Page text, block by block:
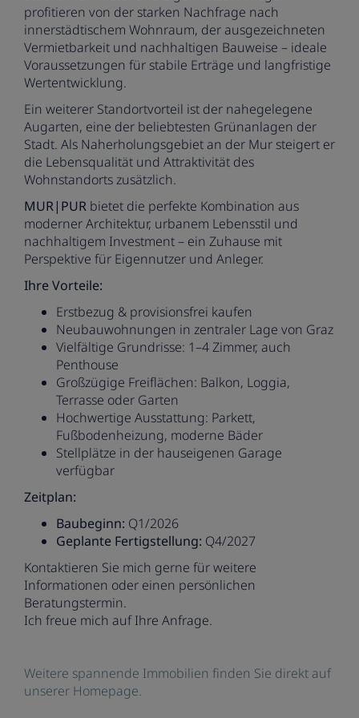
profitieren von der starken Nachfrage nach
innerstädtischem Wohnraum, der ausgezeichneten
Vermietbarkeit und nachhaltigen Bauweise – ideale
Voraussetzungen für stabile Erträge und langfristige
Wertentwicklung.
Ein weiterer Standortvorteil ist der nahegelegene
Augarten, eine der beliebtesten Grünanlagen der
Stadt. Als Naherholungsgebiet an der Mur steigert er
die Lebensqualität und Attraktivität des
Wohnstandorts zusätzlich.
MUR|PUR bietet die perfekte Kombination aus
moderner Architektur, urbanem Lebensstil und
nachhaltigem Investment – ein Zuhause mit
Perspektive für Eigennutzer und Anleger.
Ihre Vorteile:
Erstbezug & provisionsfrei kaufen
Neubauwohnungen in zentraler Lage von Graz
Vielfältige Grundrisse: 1–4 Zimmer, auch
Penthouse
Großzügige Freiflächen: Balkon, Loggia,
Terrasse oder Garten
Hochwertige Ausstattung: Parkett,
Fußbodenheizung, moderne Bäder
Stellplätze in der hauseigenen Garage
verfügbar
Zeitplan:
Baubeginn: Q1/2026
Geplante Fertigstellung: Q4/2027
Kontaktieren Sie mich gerne für weitere
Informationen oder einen persönlichen
Beratungstermin.
Ich freue mich auf Ihre Anfrage.
Weitere spannende Immobilien finden Sie direkt auf
unserer Homepage.